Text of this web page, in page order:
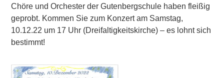
Chöre und Orchester der Gutenbergschule haben fleißig
geprobt. Kommen Sie zum Konzert am Samstag,
10.12.22 um 17 Uhr (Dreifaltigkeitskirche) – es lohnt sich
bestimmt!